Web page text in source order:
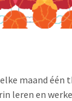
maand
leren en